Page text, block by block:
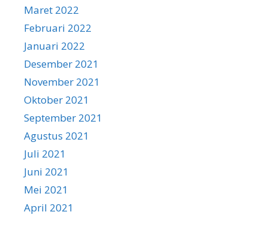
Maret 2022
Februari 2022
Januari 2022
Desember 2021
November 2021
Oktober 2021
September 2021
Agustus 2021
Juli 2021
Juni 2021
Mei 2021
April 2021